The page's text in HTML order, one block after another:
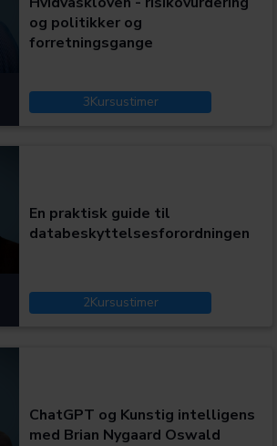
og politikker og
forretningsgange
3Kursustimer
En praktisk guide til
databeskyttelsesforordningen
2Kursustimer
ChatGPT og Kunstig intelligens
med Brian Nygaard Oswald